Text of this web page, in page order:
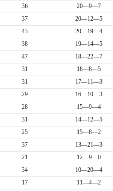
36 20—9—7
37 20—12—5
43 20—19—4
38 19—14—5
47 18—22—7
31 18—8—5
31 17—11—3
29 16—10—3
28 15—9—4
31 14—12—5
25 15—8—2
37 13—21—3
21 12—9—0
34 10—20—4
17 11—4—2